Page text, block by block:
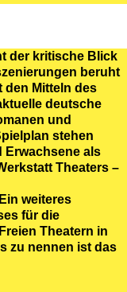
der kritische Blick
beruht
den Mitteln des
deutsche
und
stehen
Erwachsene als
Theaters –
weiteres
für die
Theatern in
zu nennen ist das